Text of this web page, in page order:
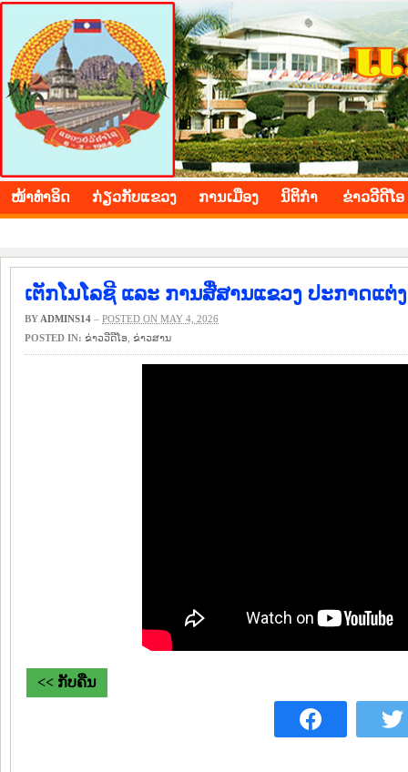
BOLIKHAMXAY PROVINCE
ໜ້າ​ທຳ​ອິດ ​ກ່ຽວ​ກັບ​ແຂວງ ​ການ​ເມືອງ ນິ​ຕິ​ກຳ ຂ່າວ​ວີ​ດີ​ໂອ
ເຕັກໂນໂລຊີ ແລະ ການສື່ສານແຂວງ ປະກາດແ
BY ADMINS14 – POSTED ON MAY 4, 2026
POSTED IN: ຂ່າວ​ວີ​ດີ​ໂອ ​ຂ່າວ​ສານ
<< ກັບຄືນ